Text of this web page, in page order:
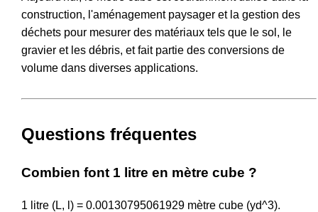
construction, l'aménagement paysager et la gestion des
déchets pour mesurer des matériaux tels que le sol, le
gravier et les débris, et fait partie des conversions de
volume dans diverses applications.
Questions fréquentes
Combien font 1 litre en mètre cube ?
1 litre (L, l) = 0.00130795061929 mètre cube (yd^3).